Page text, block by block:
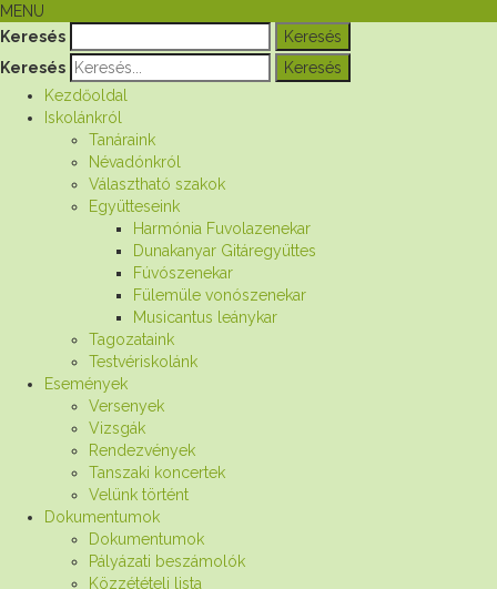
MENU
Keresés
Keresés
Kezdőoldal
Iskolánkról
Tanáraink
Névadónkról
Választható szakok
Együtteseink
Harmónia Fuvolazenekar
Dunakanyar Gitáregyüttes
Fúvószenekar
Fülemüle vonószenekar
Musicantus leánykar
Tagozataink
Testvériskolánk
Események
Versenyek
Vizsgák
Rendezvények
Tanszaki koncertek
Velünk történt
Dokumentumok
Dokumentumok
Pályázati beszámolók
Közzétételi lista